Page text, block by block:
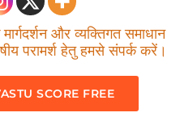
और व्यक्तिगत समाधान
परामर्श हेतु हमसे संपर्क करें।
SCORE FREE